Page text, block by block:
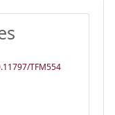
TFM554